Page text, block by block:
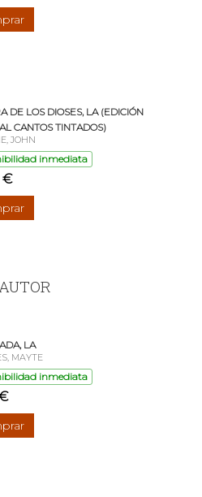
DE LOS DIOSES, LA (EDICIÓN
CANTOS TINTADOS)
JOHN
inmediata
€
LA
MAYTE
inmediata